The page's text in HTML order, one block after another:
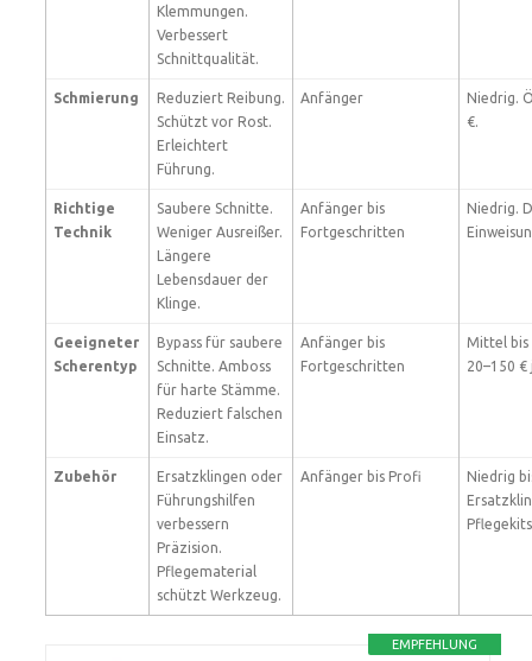
Klemmungen.
Verbessert
Schnittqualität.
Schmierung
Reduziert Reibung.
Schützt vor Rost.
Erleichtert
Führung.
Anfänger
Niedrig.
€.
Richtige
Technik
Saubere Schnitte.
Weniger Ausreißer.
Längere
Lebensdauer der
Klinge.
Anfänger bis
Fortgeschritten
Niedrig.
Geeigneter
Scherentyp
Bypass für saubere
Schnitte. Amboss
für harte Stämme.
Reduziert falschen
Einsatz.
Anfänger bis
Fortgeschritten
Mittel bis
20–150
Zubehör
Ersatzklingen oder
Führungshilfen
verbessern
Präzision.
Pflegematerial
schützt Werkzeug.
Anfänger bis Profi
Niedrig
EMPFEHLUNG